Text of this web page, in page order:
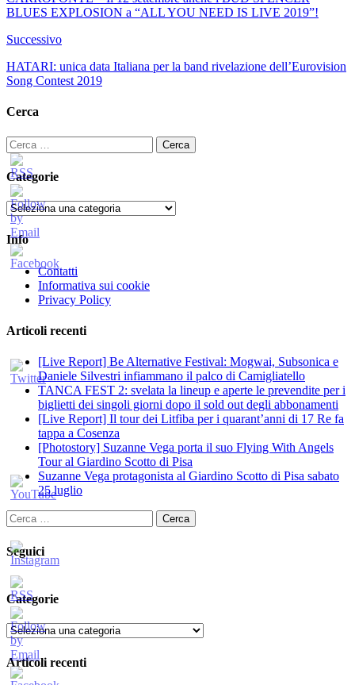
BLUES EXPLOSION a “ALL YOU NEED IS LIVE 2019”!
Successivo
HATARI: unica data Italiana per la band rivelazione dell’Eurovision
Song Contest 2019
Cerca
Ricerca
per:
Categorie
Categorie
Info
Contatti
Informativa sui cookie
Privacy Policy
Articoli recenti
[Live Report] Be Alternative Festival: Mogwai, Subsonica e
Daniele Silvestri infiammano il palco di Camigliatello
TANCA FEST 2: svelata la lineup e aperte le prevendite per i
biglietti dei singoli giorni dopo il sold out degli abbonamenti
[Live Report] Il tour dei Litfiba per i quarant’anni di 17 Re fa
tappa a Cosenza
[Photostory] Suzanne Vega porta il suo Flying With Angels
Tour al Giardino Scotto di Pisa
Suzanne Vega protagonista al Giardino Scotto di Pisa sabato
25 luglio
Ricerca
per:
Seguici
Categorie
Categorie
Articoli recenti